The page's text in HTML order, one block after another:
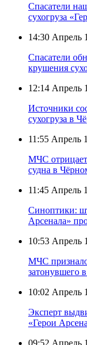
Спасатели
сухогруза
14:30 Апрель
Спасатели
крушения
12:14 Апрель
Источники
сухогруза в
11:55 Апрель
МЧС отрицает
судна в
11:45 Апрель
Синоптики:
Арсенала»
10:53 Апрель
МЧС
затонувшего
10:02 Апрель
Эксперт
«Герои
09:52 Апрель